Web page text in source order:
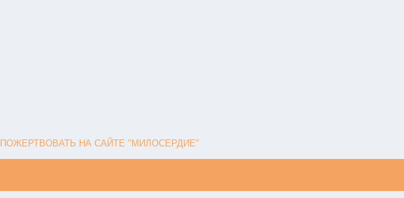
ПОЖЕРТВОВАТЬ НА САЙТЕ "МИЛОСЕРДИЕ"